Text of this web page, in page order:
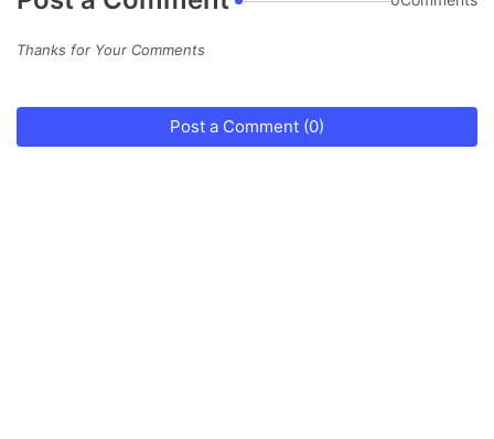
Thanks for Your Comments
Post a Comment (0)